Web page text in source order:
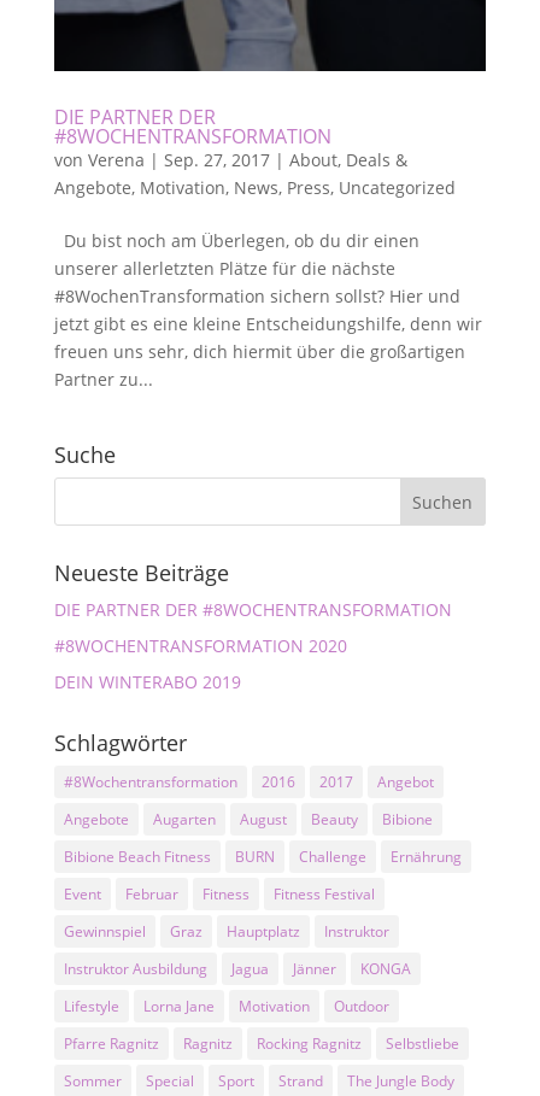
DIE PARTNER DER
#8WOCHENTRANSFORMATION
von Verena | Sep. 27, 2017| About, Deals &
Angebote, Motivation, News, Press, Uncategorized
Du bist noch am Überlegen, ob du dir einen
unserer allerletzten Plätze für die nächste
#8WochenTransformation sichern sollst? Hier und
jetzt gibt es eine kleine Entscheidungshilfe, denn wir
freuen uns sehr, dich hiermit über die großartigen
Partner zu...
Suche
Neueste Beiträge
DIE PARTNER DER #8WOCHENTRANSFORMATION
#8WOCHENTRANSFORMATION 2020
DEIN WINTERABO 2019
Schlagwörter
#8Wochentransformation 2016 2017
Angebot
Angebote
Augarten August Beauty
Bibione
Bibione Beach Fitness
BURN Challenge
Ernährung
Event
Februar Fitness
Fitness Festival
Gewinnspiel
Graz Hauptplatz
Instruktor
Instruktor Ausbildung
Jagua Jänner
KONGA
Lifestyle
Lorna Jane Motivation
Outdoor
Pfarre Ragnitz
Ragnitz Rocking Ragnitz
Selbstliebe
Sommer
Special Sport Strand The Jungle Body